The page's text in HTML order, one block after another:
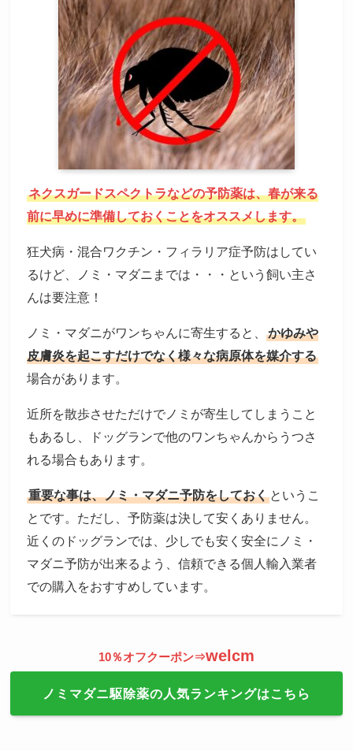
ネクスガードスペクトラなどの予防薬は、春が来る
前に早めに準備しておくことをオススメします。
狂犬病・混合ワクチン・フィラリア症予防はしてい
るけど、ノミ・マダニまでは・・・という飼い主さ
んは要注意！
ノミ・マダニがワンちゃんに寄生すると、
かゆみや
皮膚炎を起こすだけでなく様々な病原体を媒介する
場合があります。
近所を散歩させただけでノミが寄生してしまうこと
もあるし、ドッグランで他のワンちゃんからうつさ
れる場合もあります。
重要な事は、ノミ・マダニ予防をしておくというこ
とです。ただし、予防薬は決して安くありません。
近くのドッグランでは、少しでも安く安全にノミ・
マダニ予防が出来るよう、信頼できる個人輸入業者
での購入をおすすめしています。
10％オフクーポン⇒welcm
ノミマダニ駆除薬の人気ランキングはこちら